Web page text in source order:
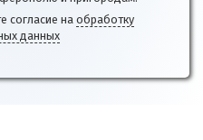
согласие на обработку
данных